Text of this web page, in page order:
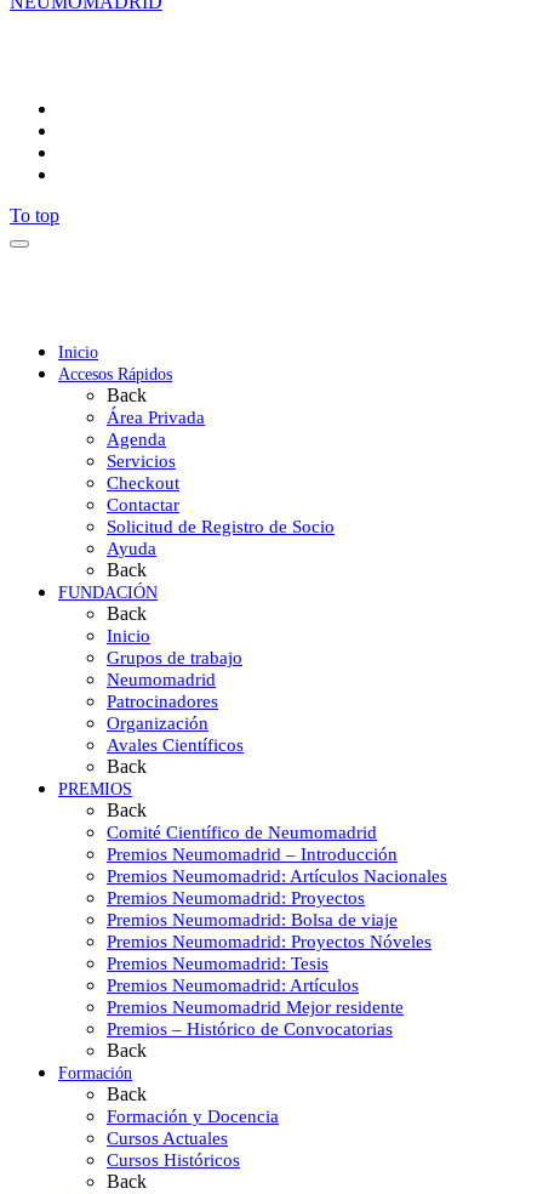
To top
Inicio
Accesos Rápidos
Back
Área Privada
Agenda
Servicios
Checkout
Contactar
Solicitud de Registro de Socio
Ayuda
Back
FUNDACIÓN
Back
Inicio
Grupos de trabajo
Neumomadrid
Patrocinadores
Organización
Avales Científicos
Back
PREMIOS
Back
Comité Científico de Neumomadrid
Premios Neumomadrid – Introducción
Premios Neumomadrid: Artículos Nacionales
Premios Neumomadrid: Proyectos
Premios Neumomadrid: Bolsa de viaje
Premios Neumomadrid: Proyectos Nóveles
Premios Neumomadrid: Tesis
Premios Neumomadrid: Artículos
Premios Neumomadrid Mejor residente
Premios – Histórico de Convocatorias
Back
Formación
Back
Formación y Docencia
Cursos Actuales
Cursos Históricos
Back